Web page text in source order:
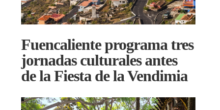
Fuencaliente programa tres
jornadas culturales antes
de la Fiesta de la Vendimia